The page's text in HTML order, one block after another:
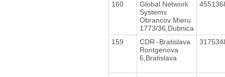
160
Global Network
Systems
Obrancov Mieru
1773/36,Dubnica
159
CDR -Bratislava
Rontgenova
6,Bratislava